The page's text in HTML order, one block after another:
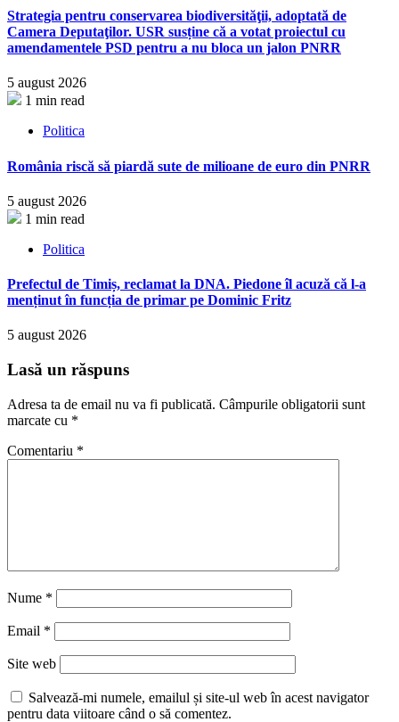
Strategia pentru conservarea biodiversităţii, adoptată de
Camera Deputaţilor. USR susține că a votat proiectul cu
amendamentele PSD pentru a nu bloca un jalon PNRR
5 august 2026
1 min read
Politica
România riscă să piardă sute de milioane de euro din PNRR
5 august 2026
1 min read
Politica
Prefectul de Timiș, reclamat la DNA. Piedone îl acuză că l-a
menținut în funcția de primar pe Dominic Fritz
5 august 2026
Lasă un răspuns
Adresa ta de email nu va fi publicată. Câmpurile obligatorii sunt
marcate cu *
Comentariu *
Nume *
Email *
Site web
Salvează-mi numele, emailul și site-ul web în acest navigator
pentru data viitoare când o să comentez.